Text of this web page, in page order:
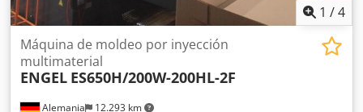
1 /4
Alemania 12.293 km
Máquina de moldeo por inyección
multimaterial
ENGEL ES650H/200W-200HL-2F